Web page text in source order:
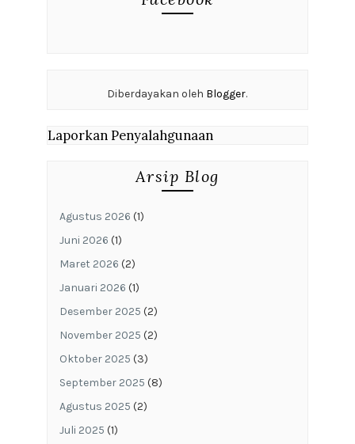
Diberdayakan oleh Blogger.
Laporkan Penyalahgunaan
Arsip Blog
Agustus 2026 (1)
Juni 2026 (1)
Maret 2026 (2)
Januari 2026 (1)
Desember 2025 (2)
November 2025 (2)
Oktober 2025 (3)
September 2025 (8)
Agustus 2025 (2)
Juli 2025 (1)